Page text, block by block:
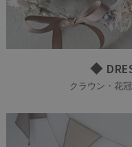
◆
クラウン・花